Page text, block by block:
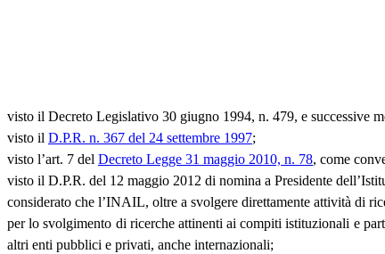
visto il Decreto Legislativo 30 giugno 1994, n. 479, e successive
visto il D.P.R. n. 367 del 24 settembre 1997;
visto l’art. 7 del Decreto Legge 31 maggio 2010, n. 78, come
visto il D.P.R. del 12 maggio 2012 di nomina a Presidente
considerato che l’INAIL, oltre a svolgere direttamente attività di
per lo svolgimento di ricerche attinenti ai compiti istituzionali e
altri enti pubblici e privati, anche internazionali;